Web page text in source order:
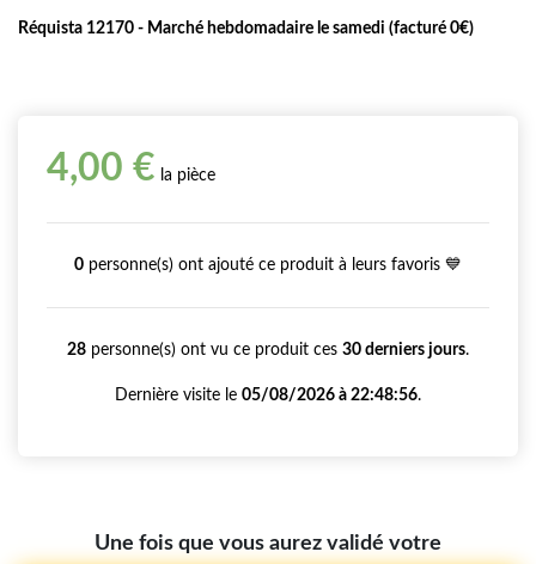
Réquista 12170 - Marché hebdomadaire le samedi (facturé 0€)
4,00 € la pièce
0 personne(s) ont ajouté ce produit à leurs favoris 💙
28 personne(s) ont vu ce produit ces 30 derniers jours.
Dernière visite le 05/08/2026 à 22:48:56.
Une fois que vous aurez validé votre